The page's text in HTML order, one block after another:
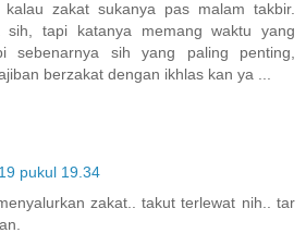
kalau zakat sukanya pas malam takbir.
sih, tapi katanya memang waktu yang
sebenarnya sih yang paling penting,
berzakat dengan ikhlas kan ya ...
pukul 19.34
zakat.. takut terlewat nih.. tar